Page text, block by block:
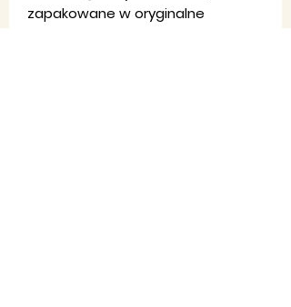
zapakowane w oryginalne